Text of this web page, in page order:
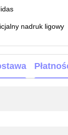
nadruk ligowy